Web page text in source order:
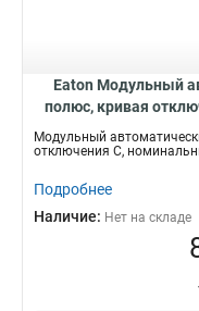
Eaton Модульный
полюс, кривая
Модульный
отключения C,
Подробнее
Наличие: Нет на складе